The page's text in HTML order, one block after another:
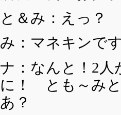
と＆み：えっ？
み：マネキンで
ナ：なんと！2
に！ とも～み
あ？